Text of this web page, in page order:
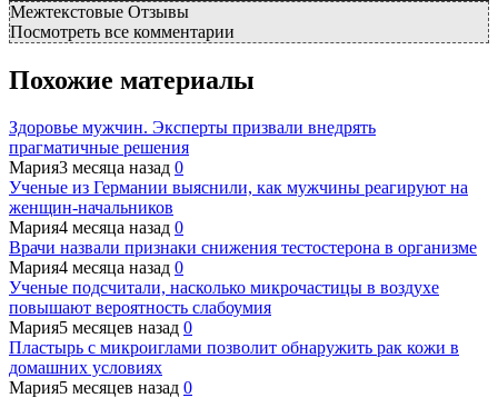
Межтекстовые Отзывы
Посмотреть все комментарии
Похожие материалы
Здоровье мужчин. Эксперты призвали внедрять
прагматичные решения
Мария3 месяца назад 0
Ученые из Германии выяснили, как мужчины реагируют на
женщин-начальников
Мария4 месяца назад 0
Врачи назвали признаки снижения тестостерона в организме
Мария4 месяца назад 0
Ученые подсчитали, насколько микрочастицы в воздухе
повышают вероятность слабоумия
Мария5 месяцев назад 0
Пластырь с микроиглами позволит обнаружить рак кожи в
домашних условиях
Мария5 месяцев назад 0